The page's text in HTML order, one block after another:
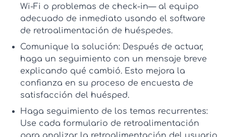
Wi‑Fi o problemas de check-in— al equipo
adecuado de inmediato usando el software
de retroalimentación de huéspedes.
Comunique la solución: Después de actuar,
haga un seguimiento con un mensaje breve
explicando qué cambió. Esto mejora la
confianza en su proceso de encuesta de
satisfacción del huésped.
Haga seguimiento de los temas recurrentes:
Use cada formulario de retroalimentación